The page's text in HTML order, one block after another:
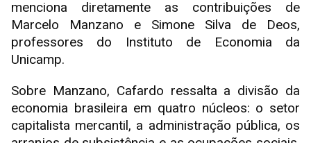
menciona diretamente as contribuições de
Marcelo Manzano e Simone Silva de Deos,
professores do Instituto de Economia da
Unicamp.
Sobre Manzano, Cafardo ressalta a divisão da
economia brasileira em quatro núcleos: o setor
capitalista mercantil, a administração pública, os